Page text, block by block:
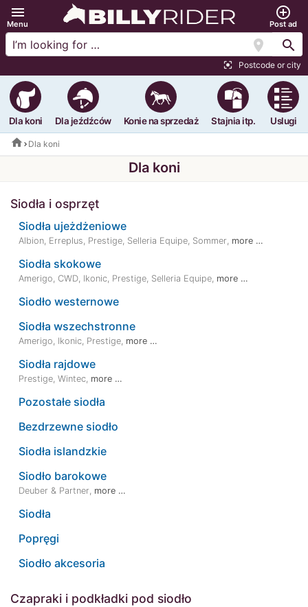
menu
Menu
add_circle_outline
Post ad
location_on search
center_focus_strong Postcode or city
Dla koni Dla jeźdźców Konie na sprzedaż Stajnia itp. Uslugi
home Dla koni
Dla koni
Siodła i osprzęt
Siodła ujeżdżeniowe
Albion, Erreplus, Prestige, Selleria Equipe, Sommer, more …
Siodła skokowe
Amerigo, CWD, Ikonic, Prestige, Selleria Equipe, more …
Siodło westernowe
Siodła wszechstronne
Amerigo, Ikonic, Prestige, more …
Siodła rajdowe
Prestige, Wintec, more …
Pozostałe siodła
Bezdrzewne siodło
Siodła islandzkie
Siodło barokowe
Deuber & Partner, more …
Siodła
Popręgi
Siodło akcesoria
Czapraki i podkładki pod siodło